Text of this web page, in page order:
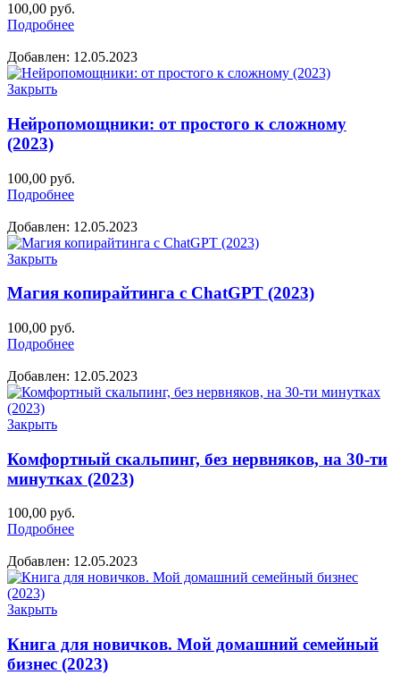
100,00 руб.
Подробнее
Добавлен: 12.05.2023
Закрыть
Нейропомощники: от простого к сложному
(2023)
100,00 руб.
Подробнее
Добавлен: 12.05.2023
Закрыть
Магия копирайтинга с ChatGPT (2023)
100,00 руб.
Подробнее
Добавлен: 12.05.2023
Закрыть
Комфортный скальпинг, без нервняков, на 30-ти
минутках (2023)
100,00 руб.
Подробнее
Добавлен: 12.05.2023
Закрыть
Книга для новичков. Мой домашний семейный
бизнес (2023)